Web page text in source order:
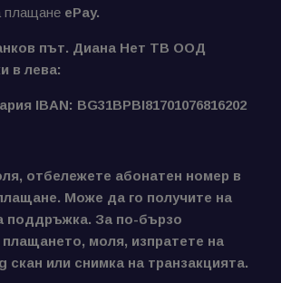
плащане ePay.
път. Диана Нет ТВ ООД
в лева:
IBAN: BG31BPBI81701076816202
отбележете абонатен номер в
Може да го получите на
поддръжка. За по-бързо
плащането, моля, изпратете на
скан или снимка на транзакцията.